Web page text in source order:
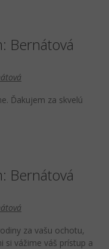
Bernátová
Ďakujem za skvelú
Bernátová
za vašu ochotu,
si vážime váš prístup a